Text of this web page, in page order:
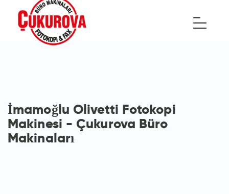
İmamoğlu Olivetti Fotokopi
Makinesi - Çukurova Büro
Makinaları